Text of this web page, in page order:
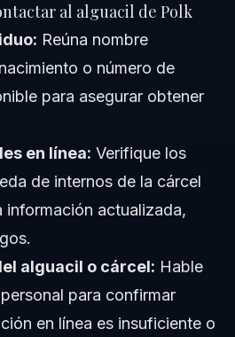
al alguacil de Polk
Reúna nombre
o número de
para asegurar obtener
en línea: Verifique los
de internos de la cárcel
información actualizada,
alguacil o cárcel: Hable
para confirmar
en línea es insuficiente o